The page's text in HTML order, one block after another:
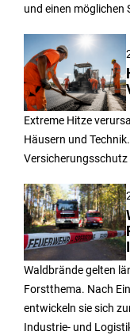
und einen möglichen
Extreme Hitze
Häusern und
Waldbrände gelten
Forstthema. Nach
entwickeln sie sich
Industrie- und